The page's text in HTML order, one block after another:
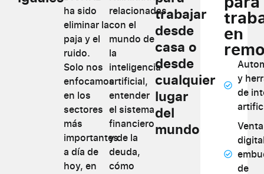
ha sido
eliminar la
paja y el
ruido.
Solo nos
enfocamos
en los
sectores
más
importantes
a día de
hoy, en
relacionadas
con el
mundo de
la
inteligencia
artificial,
entender
el sistema
financiero
y de la
deuda,
cómo
trabajar
desde
casa o
desde
cualquier
lugar
del
mundo
en
y
de
de